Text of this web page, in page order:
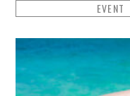
EVENT